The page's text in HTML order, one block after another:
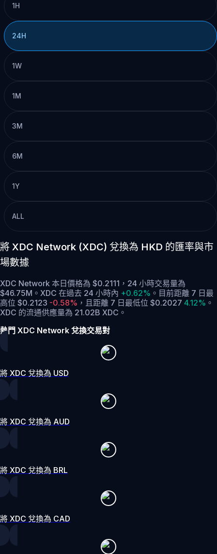
1H
24H
1W
1M
3M
6M
1Y
ALL
將 XDC Network (XDC) 兌換為 HKD 的匯率與市
場數據
XDC Network 本日價格為 $0.2111，24 小時交易量為
$46.75M。XDC 在過去 24 小時內 +0.62% 。 目前距離 7 日最
高位 $0.2123 -0.58% ， 且距離 7 日最低位 $0.2027 4.12% 。
XDC 的流通供應量為 21.02B XDC。
熱門 XDC Network 兌換交易對
將 XDC 兌換為 USD
將 XDC 兌換為 AUD
將 XDC 兌換為 BRL
將 XDC 兌換為 CAD